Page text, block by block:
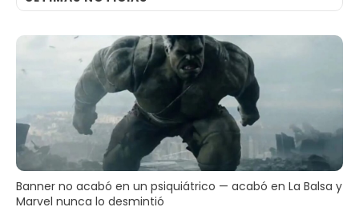
Banner no acabó en un psiquiátrico — acabó en La Balsa y
Marvel nunca lo desmintió